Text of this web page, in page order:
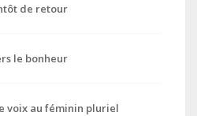
de retour
le bonheur
voix au féminin pluriel